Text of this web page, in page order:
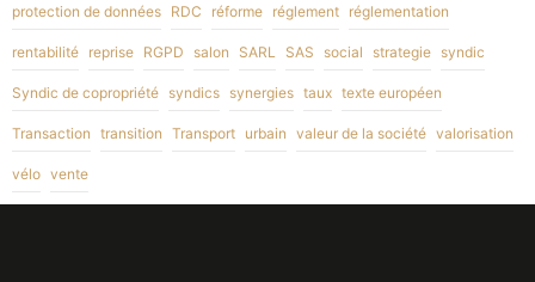
protection de données RDC réforme réglement réglementation
rentabilité reprise RGPD salon SARL SAS social strategie syndic
Syndic de copropriété syndics synergies taux texte européen
Transaction transition Transport urbain valeur de la société valorisation
vélo vente